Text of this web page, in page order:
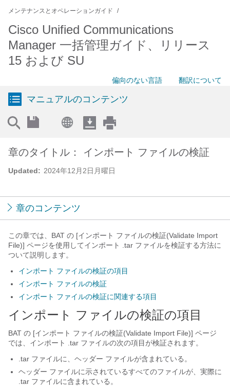
メンテナンスとオペレーションガイド
Cisco Unified Communications
Manager 一括管理ガイド、リリース
15 および SU
偏向のない言語 翻訳について
マニュアルのコンテンツ
Updated: 2024年12月2日月曜日
章のタイトル： インポート ファイルの検証
章のコンテンツ
この章では、BAT の [インポート ファイルの検証(Validate Import
File)] ページを使用してインポート .tar ファイルを検証する方法に
ついて説明します。
インポート ファイルの検証の項目
インポート ファイルの検証
インポート ファイルの検証に関連する項目
インポート ファイルの検証の項目
BAT の [インポート ファイルの検証(Validate Import File)] ページ
では、インポート .tar ファイルの次の項目が検証されます。
.tar ファイルに、ヘッダー ファイルが含まれている。
ヘッダー ファイルに示されているすべてのファイルが、実際に
.tar ファイルに含まれている。